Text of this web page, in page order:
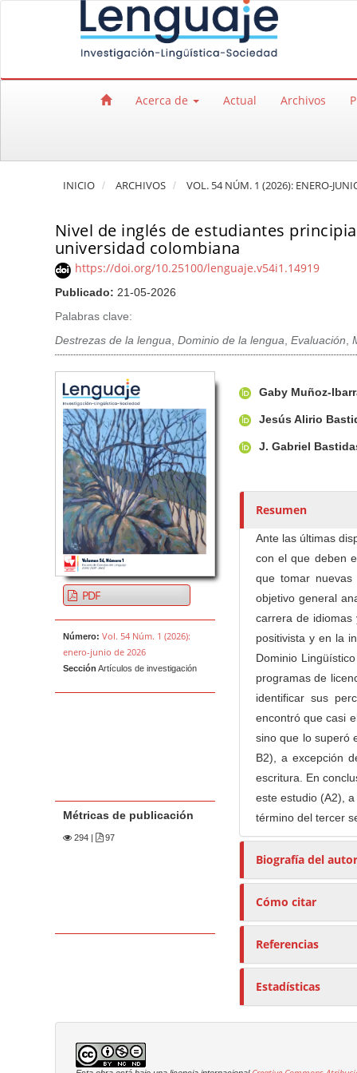
Salto rápido al contenido de la página
Navegación principal
Contenido principal
Acerca de
Actual Archivos
INICIO ARCHIVOS VOL. 54 NÚM. 1 (2026): ENERO-
Nivel de inglés de estudiantes
universidad colombiana
https://doi.org/10.25100/lenguaje.v54i1.14919
Publicado: 21-05-2026
Palabras clave:
Destrezas de la lengua, Dominio de la lengua, Evaluación,
Barra lateral del artículo
PDF
Número: Vol. 54 Núm. 1 (2026):
enero-junio de 2026
Sección Artículos de investigación
Métricas de publicación
294| 97
u
t
o
r
s
a
Gaby Muñoz-
Jesús Alirio
J. Gabriel
Resumen
Ante las últimas
con el que deben
que tomar nuevas
objetivo general
carrera de
positivista y en la
Dominio
programas de
identificar sus
encontró que casi
sino que lo superó
B2), a excepción
escritura. En
este estudio (A2),
término del tercer
Biografía del
Cómo citar
Referencias
Estadísticas